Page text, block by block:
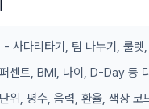
- 사다리타기, 팀 나누기, 룰
센트, BMI, 나이, D-Day 등
위, 평수, 음력, 환율, 색상 코